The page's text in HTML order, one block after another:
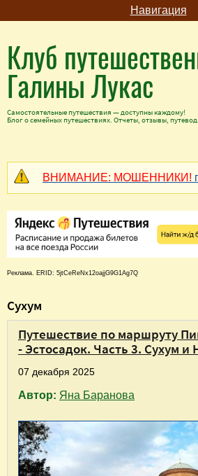
Навигация
Клуб
Галины Лукас
Самостоятельные путешествия — доступны каждому!
Блог о семейных путешествиях. Отчеты, отзывы,
ВНИМАНИЕ: МОШЕННИКИ!
Реклама. ERID: 5jtCeReNx12oajjG9G1Ag7Q
Сухум
Путешествие по маршруту
- Эстосадок. Часть 3. Сухум
07 декабря 2025
Автор: Яна Баранова